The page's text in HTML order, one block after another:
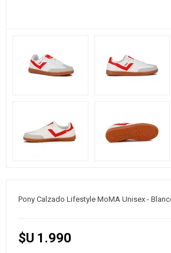
Pony Calzado Lifestyle MoMA Unisex -
$U 1.990